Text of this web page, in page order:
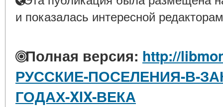
и показалась интересной
Полная версия: http://
РУССКИЕ-ПОСЕЛЕНИЯ-В-
ГОДАХ-XIX-ВЕКА